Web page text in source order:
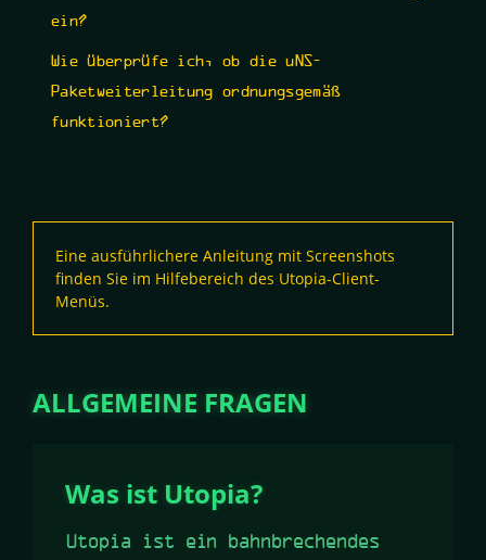
ein?
Wie überprüfe ich, ob die uNS-
Paketweiterleitung ordnungsgemäß
funktioniert?
Eine ausführlichere Anleitung mit Screenshots
finden Sie im Hilfebereich des Utopia-Client-
Menüs.
ALLGEMEINE FRAGEN
Was ist Utopia?
Utopia ist ein bahnbrechendes